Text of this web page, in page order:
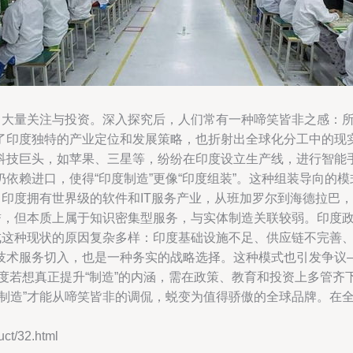
量关注与投资。深入探究后，人们常有一种啼笑皆非之感：
度独特的产业定位和发展策略，也折射出全球化分工中的
巨头，如苹果、三星等，纷纷在印度设立生产线，进行智
赖进口，使得“印度制造”更像“印度组装”。这种组装导向的
度拥有世界级的软件和IT服务产业，从班加罗尔到海德拉巴
但本质上属于知识密集型服务，与实体制造关联较弱。印度
种现状的原因复杂多样：印度基础设施不足、供应链不完善
术服务切入，也是一种务实的战略选择。这种模式也引发争
若想真正提升“制造”的内涵，需在政策、教育和投资上多管
造”才能从啼笑皆非的调侃，蜕变为值得骄傲的全球品牌。
32.html